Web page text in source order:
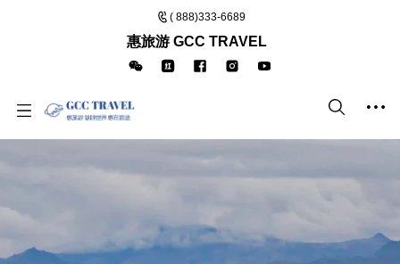
( 888)333-6689
惠旅游 GCC TRAVEL